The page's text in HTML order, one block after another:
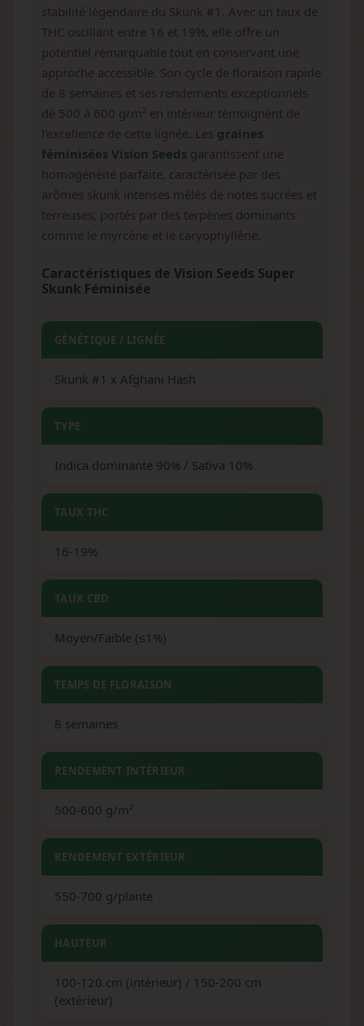
stabilité légendaire du Skunk #1. Avec un taux de
THC oscillant entre 16 et 19%, elle offre un
potentiel remarquable tout en conservant une
approche accessible. Son cycle de floraison rapide
de 8 semaines et ses rendements exceptionnels
de 500 à 600 g/m² en intérieur témoignent de
l'excellence de cette lignée. Les graines
féminisées Vision Seeds garantissent une
homogénéité parfaite, caractérisée par des
arômes skunk intenses mêlés de notes sucrées et
terreuses, portés par des terpènes dominants
comme le myrcène et le caryophyllène.
Caractéristiques de Vision Seeds Super
Skunk Féminisée
GÉNÉTIQUE / LIGNÉE
Skunk #1 x Afghani Hash
TYPE
Indica dominante 90% / Sativa 10%
TAUX THC
16-19%
TAUX CBD
Moyen/Faible (≤1%)
TEMPS DE FLORAISON
8 semaines
RENDEMENT INTÉRIEUR
500-600 g/m²
RENDEMENT EXTÉRIEUR
550-700 g/plante
HAUTEUR
100-120 cm (intérieur) / 150-200 cm
(extérieur)